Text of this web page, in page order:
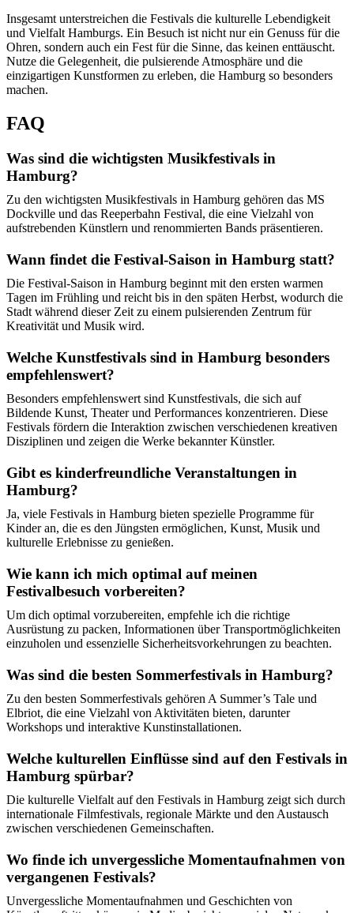
Insgesamt unterstreichen die Festivals die kulturelle Lebendigkeit
und Vielfalt Hamburgs. Ein Besuch ist nicht nur ein Genuss für die
Ohren, sondern auch ein Fest für die Sinne, das keinen enttäuscht.
Nutze die Gelegenheit, die pulsierende Atmosphäre und die
einzigartigen Kunstformen zu erleben, die Hamburg so besonders
machen.
FAQ
Was sind die wichtigsten Musikfestivals in
Hamburg?
Zu den wichtigsten Musikfestivals in Hamburg gehören das MS
Dockville und das Reeperbahn Festival, die eine Vielzahl von
aufstrebenden Künstlern und renommierten Bands präsentieren.
Wann findet die Festival-Saison in Hamburg statt?
Die Festival-Saison in Hamburg beginnt mit den ersten warmen
Tagen im Frühling und reicht bis in den späten Herbst, wodurch die
Stadt während dieser Zeit zu einem pulsierenden Zentrum für
Kreativität und Musik wird.
Welche Kunstfestivals sind in Hamburg besonders
empfehlenswert?
Besonders empfehlenswert sind Kunstfestivals, die sich auf
Bildende Kunst, Theater und Performances konzentrieren. Diese
Festivals fördern die Interaktion zwischen verschiedenen kreativen
Disziplinen und zeigen die Werke bekannter Künstler.
Gibt es kinderfreundliche Veranstaltungen in
Hamburg?
Ja, viele Festivals in Hamburg bieten spezielle Programme für
Kinder an, die es den Jüngsten ermöglichen, Kunst, Musik und
kulturelle Erlebnisse zu genießen.
Wie kann ich mich optimal auf meinen
Festivalbesuch vorbereiten?
Um dich optimal vorzubereiten, empfehle ich die richtige
Ausrüstung zu packen, Informationen über Transportmöglichkeiten
einzuholen und essenzielle Sicherheitsvorkehrungen zu beachten.
Was sind die besten Sommerfestivals in Hamburg?
Zu den besten Sommerfestivals gehören A Summer’s Tale und
Elbriot, die eine Vielzahl von Aktivitäten bieten, darunter
Workshops und interaktive Kunstinstallationen.
Welche kulturellen Einflüsse sind auf den Festivals in
Hamburg spürbar?
Die kulturelle Vielfalt auf den Festivals in Hamburg zeigt sich durch
internationale Filmfestivals, regionale Märkte und den Austausch
zwischen verschiedenen Gemeinschaften.
Wo finde ich unvergessliche Momentaufnahmen von
vergangenen Festivals?
Unvergessliche Momentaufnahmen und Geschichten von